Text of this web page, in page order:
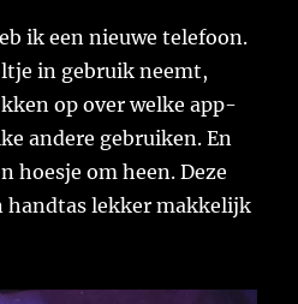
ik een nieuwe telefoon.
in gebruik neemt,
op over welke app-
andere gebruiken. En
hoesje om heen. Deze
handtas lekker makkelijk